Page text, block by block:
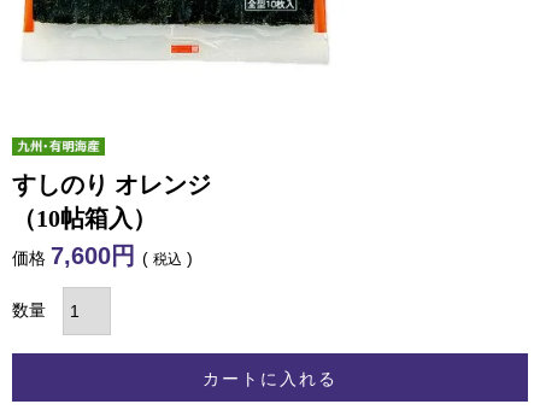
すしのり オレンジ
（10帖箱入）
価格 7,600 税込
カートに入れる